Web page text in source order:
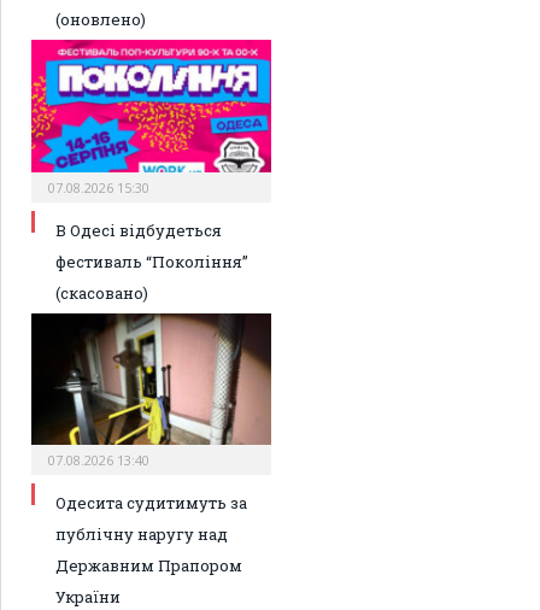
(оновлено)
07.08.2026 15:30
В Одесі відбудеться
фестиваль “Покоління”
(скасовано)
07.08.2026 13:40
Одесита судитимуть за
публічну наругу над
Державним Прапором
України